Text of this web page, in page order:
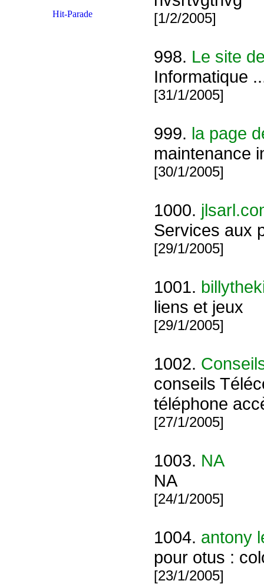
[1/2/2005]
998. Le site
Informatique
[31/1/2005]
999. la page
maintenance
[30/1/2005]
1000.
Services aux
[29/1/2005]
1001.
liens et jeux
[29/1/2005]
1002.
conseils
téléphone
[27/1/2005]
1003. NA
NA
[24/1/2005]
1004. antony
pour otus :
[23/1/2005]